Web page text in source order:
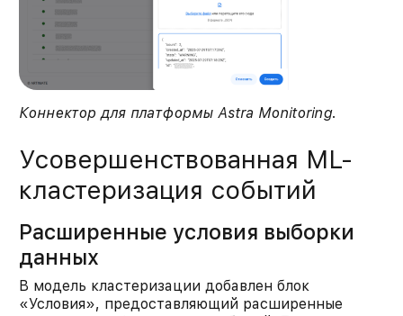
Коннектор для платформы Astra Monitoring.
Усовершенствованная ML-
кластеризация событий
Расширенные условия выборки
данных
В модель кластеризации добавлен блок
«Условия», предоставляющий расширенные